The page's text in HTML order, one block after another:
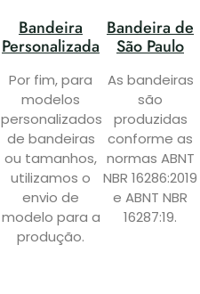
Bandeira
Personalizada
Por fim, para
modelos
personalizados
de bandeiras
ou tamanhos,
utilizamos o
envio de
modelo para a
produção.
Bandeira de
São Paulo
As bandeiras
são
produzidas
conforme as
normas ABNT
NBR 16286:2019
e ABNT NBR
16287:19.